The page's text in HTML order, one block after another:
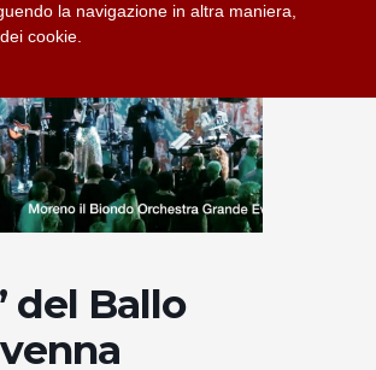
del Ballo
la navigazione in altra maniera,
cookie.